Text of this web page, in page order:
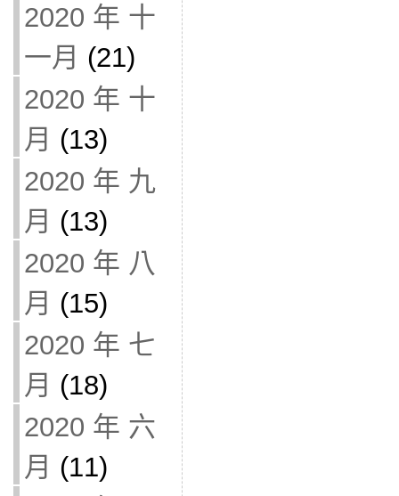
2020 年 十
一月 (21)
2020 年 十
月 (13)
2020 年 九
月 (13)
2020 年 八
月 (15)
2020 年 七
月 (18)
2020 年 六
月 (11)